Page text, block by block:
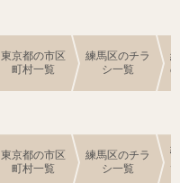
東京都の市区
町村一覧
練馬区のチラ
シ一覧
東京都の市区
町村一覧
練馬区のチラ
シ一覧